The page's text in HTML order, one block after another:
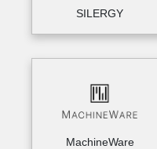
SILERGY
MachineWare